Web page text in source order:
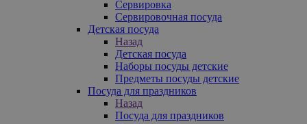
Сервировка
Сервировочная посуда
Детская посуда
Назад
Детская посуда
Наборы посуды детские
Предметы посуды детские
Посуда для праздников
Назад
Посуда для праздников